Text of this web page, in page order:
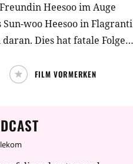
Heesoo im Auge
woo Heesoo in Flagranti
Dies hat fatale Folgen
Sun-woo kann sich aus
Sun-woo kommt
Menschen, die für deine
Und Sun-woo zieht
FILM VORMERKEN